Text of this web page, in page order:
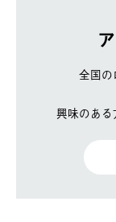
全国の
興味のある